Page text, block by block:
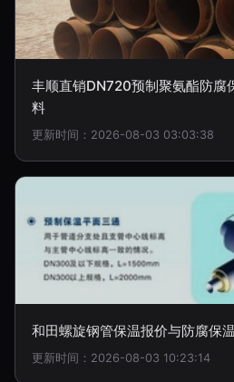
丰顺直销DN720预制聚氨酯防腐
料
更新时间：2026-08-03 03:03:38
和田螺旋钢管保温报价与防腐保
更新时间：2026-08-03 10:23:14